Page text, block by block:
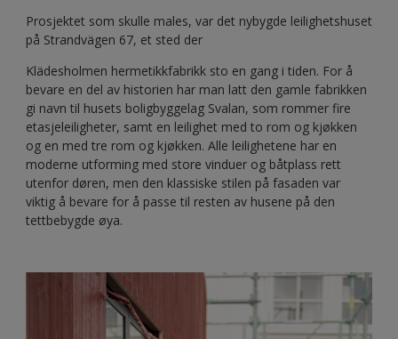
Prosjektet som skulle males, var det nybygde leilighetshuset
på Strandvägen 67, et sted der
Klädesholmen hermetikkfabrikk sto en gang i tiden. For å
bevare en del av historien har man latt den gamle fabrikken
gi navn til husets boligbyggelag Svalan, som rommer fire
etasjeleiligheter, samt en leilighet med to rom og kjøkken
og en med tre rom og kjøkken. Alle leilighetene har en
moderne utforming med store vinduer og båtplass rett
utenfor døren, men den klassiske stilen på fasaden var
viktig å bevare for å passe til resten av husene på den
tettbebygde øya.